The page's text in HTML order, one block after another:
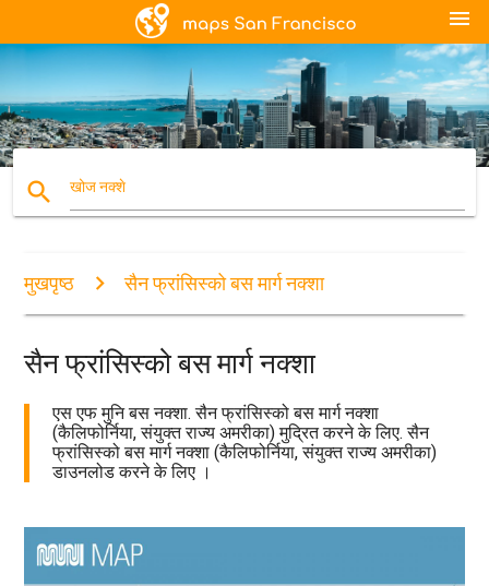
menu
search खोज नक्शे
मुखपृष्ठ सैन फ्रांसिस्को बस मार्ग नक्शा
सैन फ्रांसिस्को बस मार्ग नक्शा
एस एफ मुनि बस नक्शा. सैन फ्रांसिस्को बस मार्ग नक्शा
(कैलिफोर्निया, संयुक्त राज्य अमरीका) मुद्रित करने के लिए. सैन
फ्रांसिस्को बस मार्ग नक्शा (कैलिफोर्निया, संयुक्त राज्य अमरीका)
डाउनलोड करने के लिए ।